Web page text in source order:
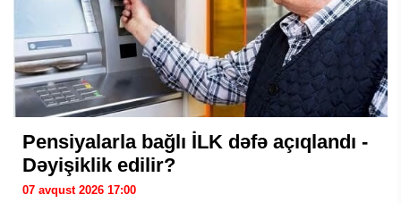
Pensiyalarla bağlı İLK dəfə açıqlandı -
Dəyişiklik edilir?
07 avqust 2026 17:00